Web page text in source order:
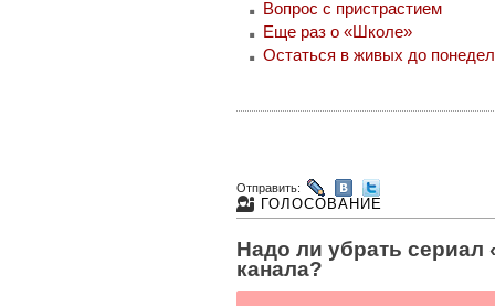
Вопрос с пристрастием
Еще раз о «Школе»
Остаться в живых до
Отправить:
ГОЛОСОВАНИЕ
Надо ли убрать
канала?